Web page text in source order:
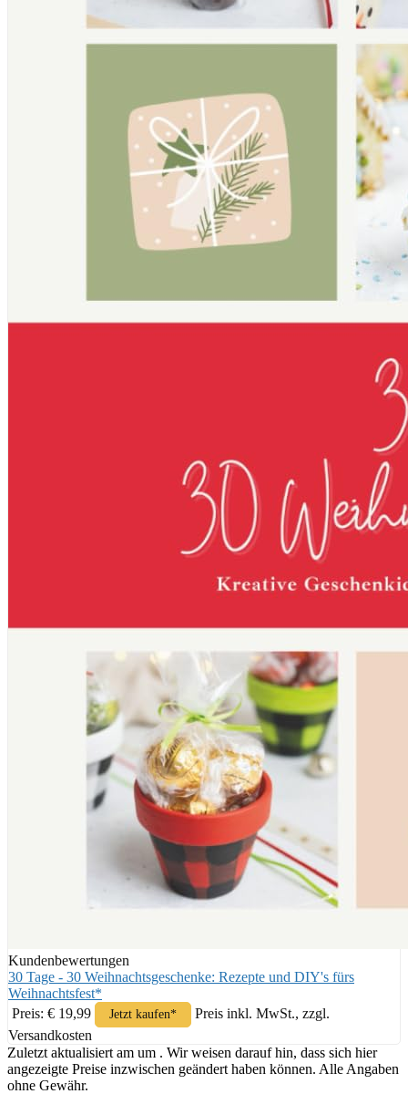
Kundenbewertungen
30 Tage - 30 Weihnachtsgeschenke: Rezepte und DIY's fürs
Weihnachtsfest*
Preis: € 19,99
Jetzt kaufen*
Preis inkl. MwSt., zzgl.
Versandkosten
Zuletzt aktualisiert am um . Wir weisen darauf hin, dass sich hier
angezeigte Preise inzwischen geändert haben können. Alle Angaben
ohne Gewähr.